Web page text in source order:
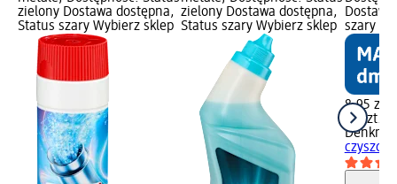
zielony Dostawa dostępna,
Status szary Wybierz sklep
zielony Dostawa dostępna,
Status szary Wybierz sklep szary
8,95 zł
16 szt.
Denkmit